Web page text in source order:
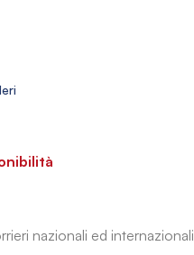
nazionali ed internazionali